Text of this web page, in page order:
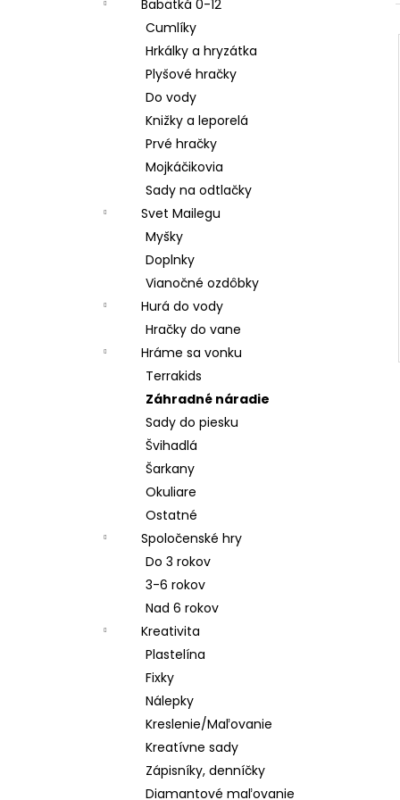
Babätká 0-12
Cumlíky
Hrkálky a hryzátka
Plyšové hračky
Do vody
Knižky a leporelá
Prvé hračky
Mojkáčikovia
Sady na odtlačky
Svet Mailegu
Myšky
Doplnky
Vianočné ozdôbky
Hurá do vody
Hračky do vane
Hráme sa vonku
Terrakids
Záhradné náradie
Sady do piesku
Švihadlá
Šarkany
Okuliare
Ostatné
Spoločenské hry
Do 3 rokov
3-6 rokov
Nad 6 rokov
Kreativita
Plastelína
Fixky
Nálepky
Kreslenie/Maľovanie
Kreatívne sady
Zápisníky, denníčky
Diamantové maľovanie